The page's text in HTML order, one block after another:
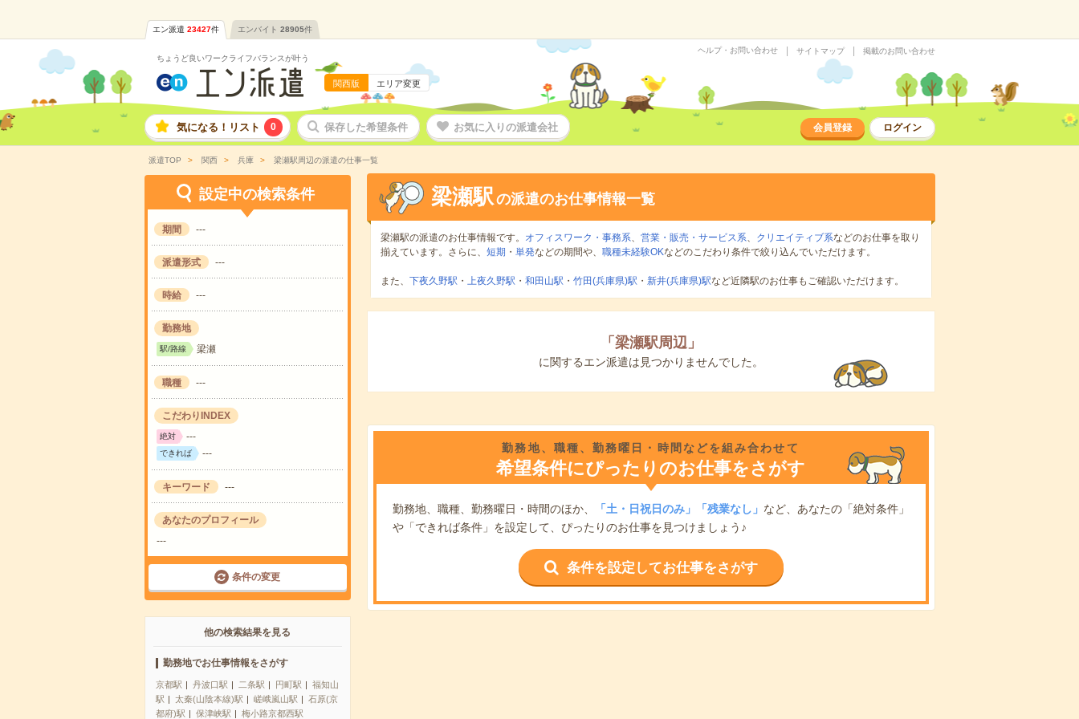
エン派遣 23427件 エンバイト 28905件
ちょうど良いワークライフバランスが叶う
関西版 エリア変更
ヘルプ・お問い合わせ サイトマップ 掲載のお問い合わせ
気になる！リスト 0 保存した希望条件 お気に入りの派遣会社 会員登録 ログイン
派遣TOP 関西 兵庫 梁瀬駅周辺の派遣の仕事一覧
設定中の検索条件
期間 ---
派遣形式 ---
時給 ---
勤務地
駅/路線 梁瀬
職種 ---
こだわりINDEX
絶対 ---
できれば ---
キーワード ---
あなたのプロフィール
---
条件の変更
他の検索結果を見る
勤務地でお仕事情報をさがす
京都駅 丹波口駅 二条駅 円町駅
福知山
駅
太秦(山陰本線)駅 嵯峨嵐山駅
石原(京
都府)駅
保津峡駅 梅小路京都西駅
梁瀬駅の派遣のお仕事情報一覧
梁瀬駅の派遣のお仕事情報です。 オフィスワーク・事務系、 営業・販売・サービス系、 クリエイティブ系などのお仕事を取り
揃えています。さらに、 短期 ・ 単発などの期間や、 職種未経験OKなどのこだわり条件で絞り込んでいただけます。
また、 下夜久野駅 ・ 上夜久野駅 ・ 和田山駅 ・ 竹田(兵庫県)駅 ・ 新井(兵庫県)駅など近隣駅のお仕事もご確認いただけます。
「 梁瀬駅周辺」
に関するエン派遣は見つかりませんでした。
勤務地、職種、勤務曜日・時間などを組み合わせて
希望条件にぴったりのお仕事をさがす
勤務地、職種、勤務曜日・時間のほか、 「土・日祝日のみ」「残業なし」 など、あなたの「絶対条件」
や「できれば条件」を設定して、ぴったりのお仕事を見つけましょう♪
条件を設定してお仕事をさがす